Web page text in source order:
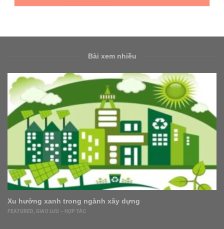
Bài xem nhiều
Xu hướng xanh trong ngành xây dựng
FEATURED GIAO LƯU – HỢP TÁC